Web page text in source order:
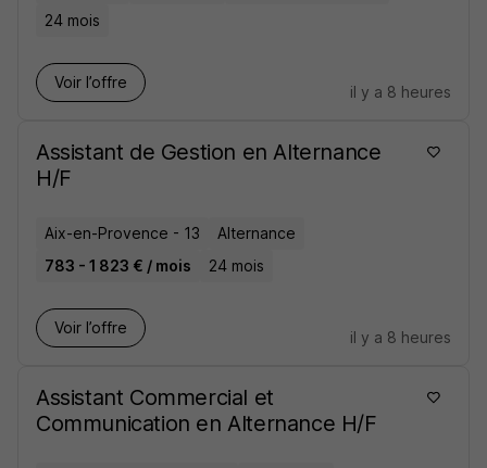
24 mois
Voir l’offre
il y a 8 heures
Assistant de Gestion en Alternance
H/F
Aix-en-Provence - 13
Alternance
783 - 1 823 € / mois
24 mois
Voir l’offre
il y a 8 heures
Assistant Commercial et
Communication en Alternance H/F